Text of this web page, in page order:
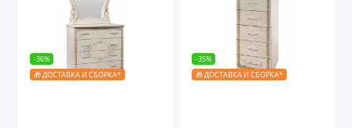
-36%
🎁 ДОСТАВКА И СБОРКА*
-35%
🎁 ДОСТАВКА И СБОРКА*